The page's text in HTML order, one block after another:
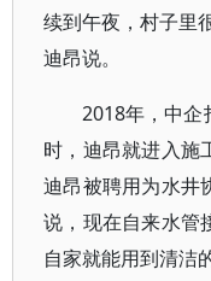
续到午夜，村子里
迪昂说。
2018年，中企
时，迪昂就进入施
迪昂被聘用为水井
说，现在自来水管
自家就能用到清洁